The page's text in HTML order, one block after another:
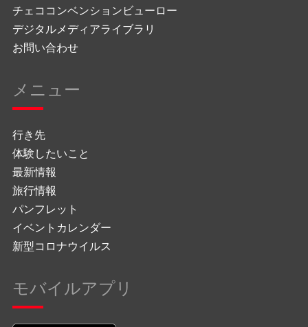
チェココンベンションビューロー
デジタルメディアライブラリ
お問い合わせ
メニュー
行き先
体験したいこと
最新情報
旅行情報
パンフレット
イベントカレンダー
新型コロナウイルス
モバイルアプリ